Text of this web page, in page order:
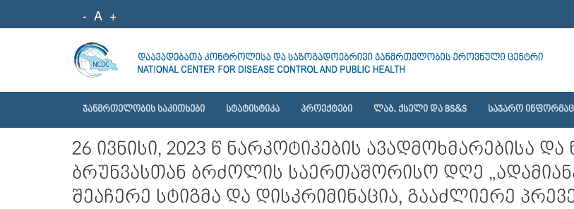
- A +
ᲯᲐᲜᲛᲠᲗᲔᲚᲝᲑᲘᲡ ᲡᲐᲙᲘᲗᲮᲔᲑᲘ ᲡᲢᲐᲢᲘᲡᲢᲘᲙᲐ ᲞᲠᲝᲔᲥᲢᲔᲑᲘ ᲚᲐᲑ. ᲥᲡᲔᲚᲘ ᲓᲐ BS&S ᲡᲐᲯᲐᲠᲝ
26 ივნისი, 2023 წ ნარკოტიკების ავადმოხმარებისა
ბრუნვასთან ბრძოლის საერთაშორისო დღე
შეაჩერე სტიგმა და დისკრიმინაცია, გააძლიერე